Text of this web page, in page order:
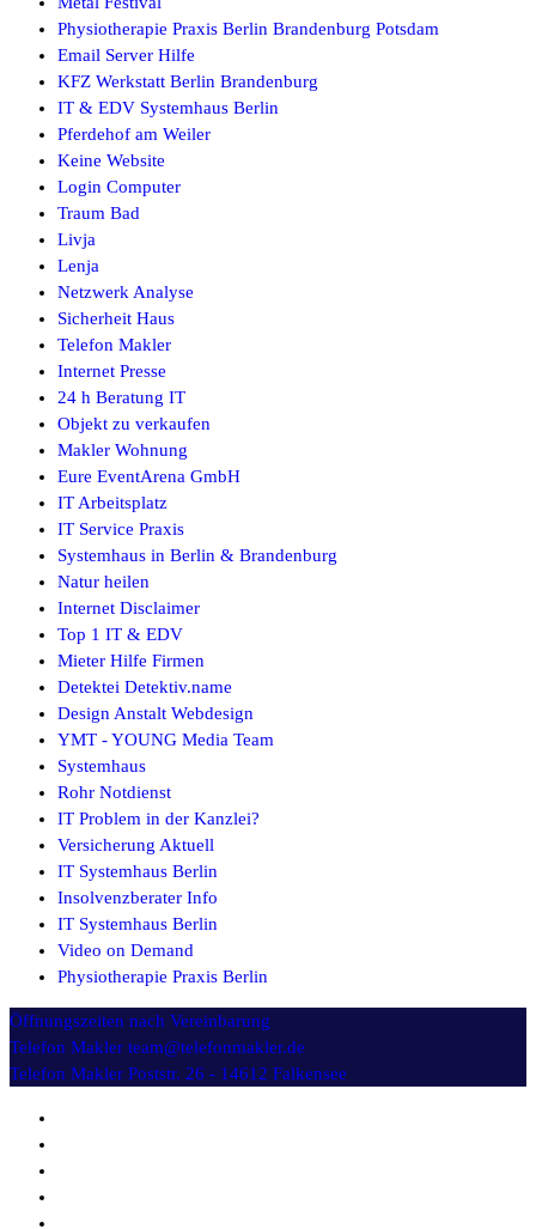
Physiotherapie Praxis Berlin Brandenburg Potsdam
Email Server Hilfe
KFZ Werkstatt Berlin Brandenburg
IT & EDV Systemhaus Berlin
Pferdehof am Weiler
Keine Website
Login Computer
Traum Bad
Livja
Lenja
Netzwerk Analyse
Sicherheit Haus
Telefon Makler
Internet Presse
24 h Beratung IT
Objekt zu verkaufen
Makler Wohnung
Eure EventArena GmbH
IT Arbeitsplatz
IT Service Praxis
Systemhaus in Berlin & Brandenburg
Natur heilen
Internet Disclaimer
Top 1 IT & EDV
Mieter Hilfe Firmen
Detektei Detektiv.name
Design Anstalt Webdesign
YMT - YOUNG Media Team
Systemhaus
Rohr Notdienst
IT Problem in der Kanzlei?
Versicherung Aktuell
IT Systemhaus Berlin
Insolvenzberater Info
IT Systemhaus Berlin
Video on Demand
Physiotherapie Praxis Berlin
Öffnungszeiten nach Vereinbarung
Telefon Makler team@telefonmakler.de
Telefon Makler Poststr. 26 - 14612 Falkensee